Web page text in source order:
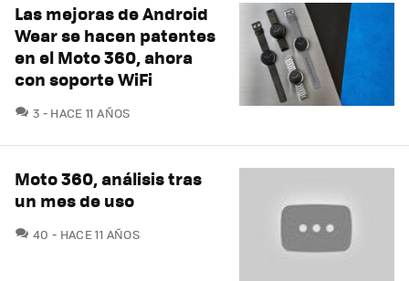
Las mejoras de Android
Wear se hacen patentes
en el Moto 360, ahora
con soporte WiFi
3 COMENTARIOS
HACE 11 AÑOS
Moto 360, análisis tras
un mes de uso
40 COMENTARIOS
HACE 11 AÑOS